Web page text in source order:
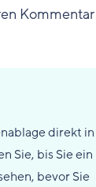
direkt in
Sie, bis Sie ein
bevor Sie